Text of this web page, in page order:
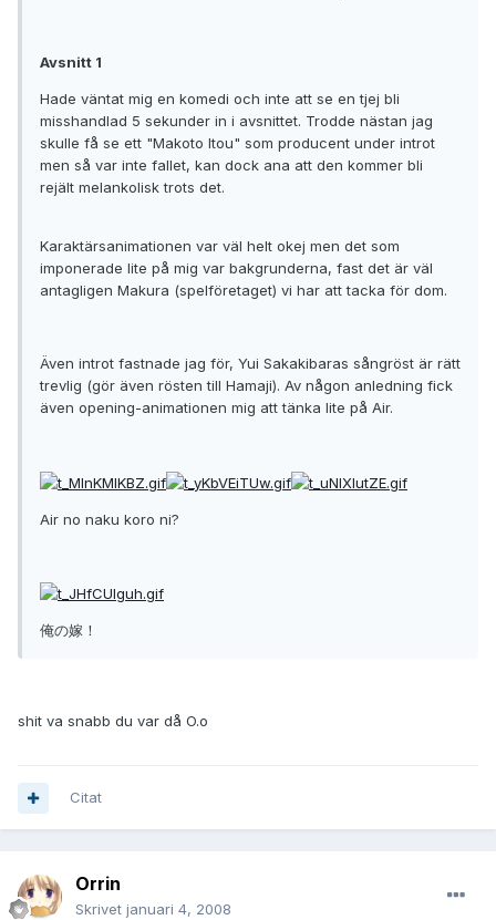
Avsnitt 1
Hade väntat mig en komedi och inte att se en tjej bli
misshandlad 5 sekunder in i avsnittet. Trodde nästan jag
skulle få se ett "Makoto Itou" som producent under introt
men så var inte fallet, kan dock ana att den kommer bli
rejält melankolisk trots det.
Karaktärsanimationen var väl helt okej men det som
imponerade lite på mig var bakgrunderna, fast det är väl
antagligen Makura (spelföretaget) vi har att tacka för dom.
Även introt fastnade jag för, Yui Sakakibaras sångröst är rätt
trevlig (gör även rösten till Hamaji). Av någon anledning fick
även opening-animationen mig att tänka lite på Air.
Air no naku koro ni?
俺の嫁！
shit va snabb du var då O.o
Citat
Orrin
Skrivet januari 4, 2008